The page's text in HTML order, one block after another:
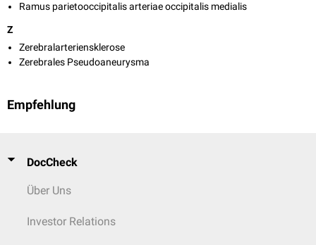
Ramus parietooccipitalis arteriae occipitalis medialis
Z
Zerebralarteriensklerose
Zerebrales Pseudoaneurysma
Empfehlung
DocCheck
Über Uns
Investor Relations